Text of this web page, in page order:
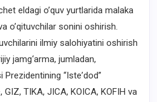
eldagi oʼquv yurtlarida malaka
oʼqituvchilar sonini oshirish.
ilmiy salohiyatini oshirish
jamg‘arma, jumladan,
“Isteʼdod”
TIKA, JICA, KOICA, KOFIH va